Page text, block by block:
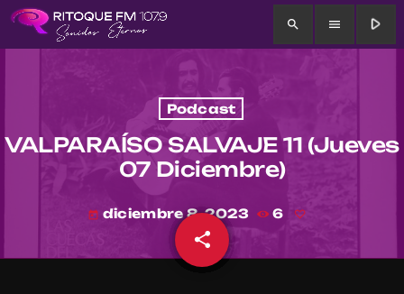
search menu play_arrow
Podcast
VALPARAÍSO SALVAJE 11 (Jueves
07 Diciembre)
today diciembre 8, 2023 6
share
email